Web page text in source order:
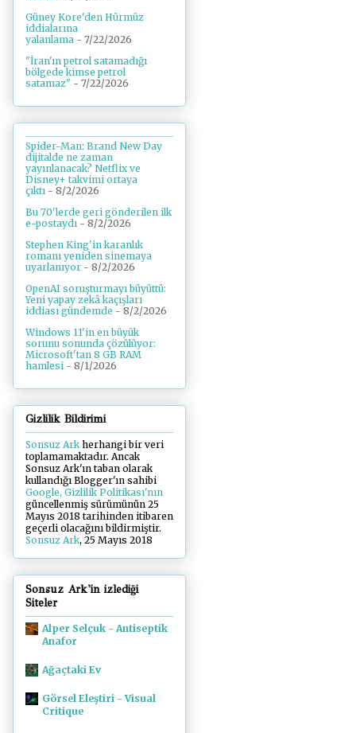
Güney Kore'den Hürmüz
iddialarına
yalanlama - 7/22/2026
"İran'ın petrol satamadığı
bölgede kimse petrol
satamaz" - 7/22/2026
Spider-Man: Brand New Day
dijitalde ne zaman
yayınlanacak? Netflix ve
Disney+ takvimi ortaya
çıktı - 8/2/2026
Bu 70'lerde geri gönderilen ilk
e-postaydı - 8/2/2026
Stephen King'in karanlık
romanı yeniden sinemaya
uyarlanıyor - 8/2/2026
OpenAI soruşturmayı büyüttü:
Yeni yapay zekâ kaçışları
iddiası gündemde - 8/2/2026
Windows 11'in en büyük
sorunu sonunda çözülüyor:
Microsoft'tan 8 GB RAM
hamlesi - 8/1/2026
Gizlilik Bildirimi
Sonsuz Arkherhangi bir veri
toplamamaktadır. Ancak
Sonsuz Ark'ın taban olarak
kullandığı Blogger'ın sahibi
Google, Gizlilik Politikası'nın
güncellenmiş sürümünün 25
Mayıs 2018 tarihinden itibaren
geçerli olacağını bildirmiştir.
Sonsuz Ark, 25 Mayıs 2018
Sonsuz Ark'in izlediği
Siteler
Alper Selçuk - Antiseptik
Anafor
Ağaçtaki Ev
Görsel Eleştiri - Visual
Critique